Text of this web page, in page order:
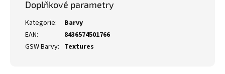
Doplňkové parametry
Kategorie:
Barvy
EAN:
8436574501766
GSW Barvy: Textures